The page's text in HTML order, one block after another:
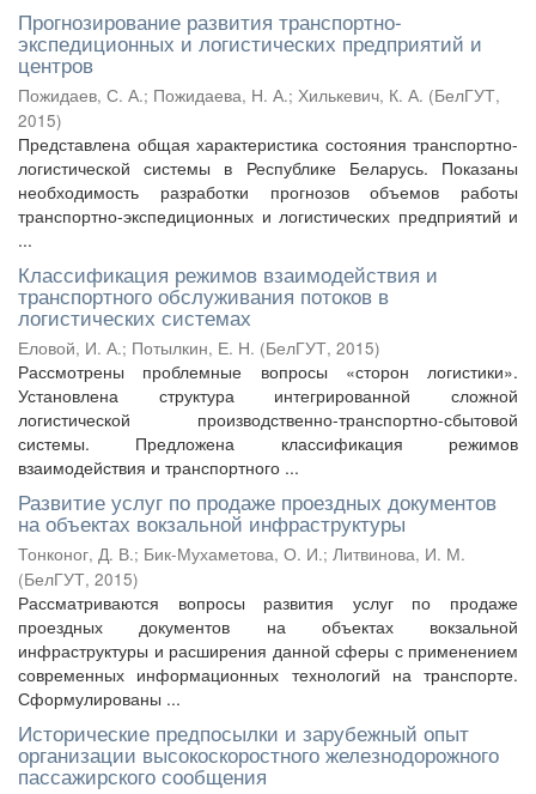
Прогнозирование развития транспортно-
экспедиционных и логистических предприятий и
центров
Пожидаев, С. А.; Пожидаева, Н. А.; Хилькевич, К. А. (БелГУТ,
2015)
Представлена общая характеристика состояния транспортно-
логистической системы в Республике Беларусь. Показаны
необходимость разработки прогнозов объемов работы
транспортно-экспедиционных и логистических предприятий и
...
Классификация режимов взаимодействия и
транспортного обслуживания потоков в
логистических системах
Еловой, И. А.; Потылкин, Е. Н. (БелГУТ, 2015)
Рассмотрены проблемные вопросы «сторон логистики».
Установлена структура интегрированной сложной
логистической производственно-транспортно-сбытовой
системы. Предложена классификация режимов
взаимодействия и транспортного ...
Развитие услуг по продаже проездных документов
на объектах вокзальной инфраструктуры
Тонконог, Д. В.; Бик-Мухаметова, О. И.; Литвинова, И. М.
(БелГУТ, 2015)
Рассматриваются вопросы развития услуг по продаже
проездных документов на объектах вокзальной
инфраструктуры и расширения данной сферы с применением
современных информационных технологий на транспорте.
Сформулированы ...
Исторические предпосылки и зарубежный опыт
организации высокоскоростного железнодорожного
пассажирского сообщения